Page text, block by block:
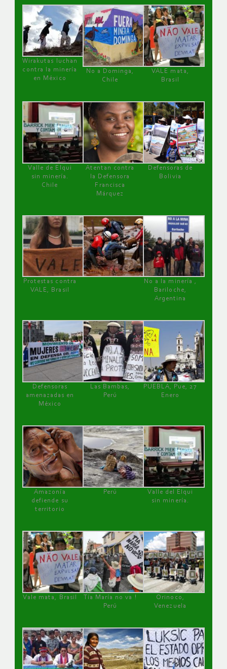
Wirakutas luchan
contra la minería
en México
No a Dominga,
Chile
VALE mata,
Brasil
Valle de Elqui
sin minería.
Chile
Atentan contra
la Defensora
Francisca
Márquez
Defensoras de
Bolivia
Protestas contra
VALE, Brasil
No a la minería ,
Bariloche,
Argentina
Defensoras
amenazadas en
México
Las Bambas,
Perú
PUEBLA, Pue, 27
Enero
Amazonía
defiende su
territorio
Perú
Valle del Elqui
sin minería.
Vale mata, Brasil
Tía María no va !
Perú
Orinoco,
Venezuela